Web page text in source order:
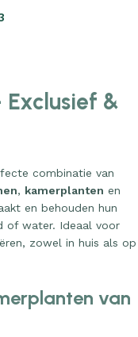
Exclusief &
combinatie van
, kamerplanten en
en behouden hun
of water. Ideaal voor
zowel in huis als op
van